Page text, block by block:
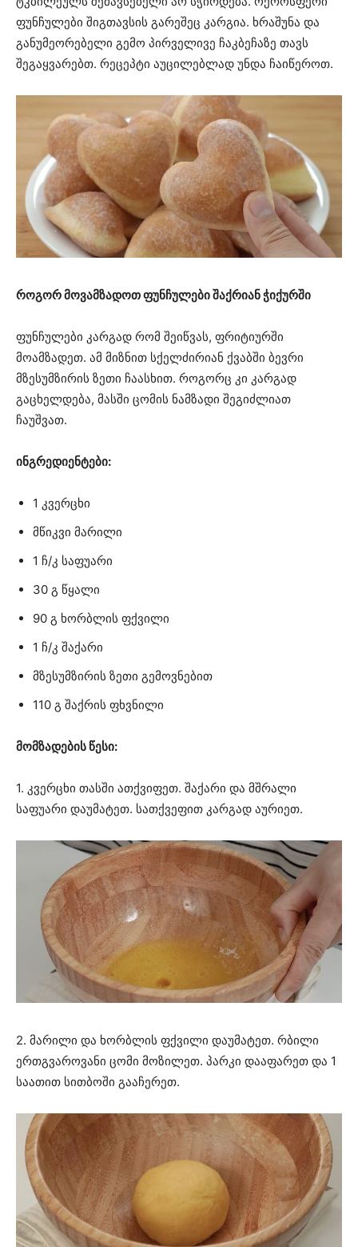
ფუნჩულები შიგთავსის გარეშეც კარგია. ხრაშუნა და
განუმეორებელი გემო პირველივე ჩაკბეჩაზე თავს
შეგაყვარებთ. რეცეპტი აუცილებლად უნდა ჩაიწეროთ.
როგორ მოვამზადოთ ფუნჩულები შაქრიან ჭიქურში
ფუნჩულები კარგად რომ შეიწვას, ფრიტიურში
მოამზადეთ. ამ მიზნით სქელძირიან ქვაბში ბევრი
მზესუმზირის ზეთი ჩაასხით. როგორც კი კარგად
გაცხელდება, მასში ცომის ნამზადი შეგიძლიათ
ჩაუშვათ.
ინგრედიენტები:
1 კვერცხი
მწიკვი მარილი
1 ჩ/კ საფუარი
30 გ წყალი
90 გ ხორბლის ფქვილი
1 ჩ/კ შაქარი
მზესუმზირის ზეთი გემოვნებით
110 გ შაქრის ფხვნილი
მომზადების წესი:
1. კვერცხი თასში ათქვიფეთ. შაქარი და მშრალი
საფუარი დაუმატეთ. სათქვეფით კარგად აურიეთ.
2. მარილი და ხორბლის ფქვილი დაუმატეთ. რბილი
ერთგვაროვანი ცომი მოზილეთ. პარკი დააფარეთ და 1
საათით სითბოში გააჩერეთ.